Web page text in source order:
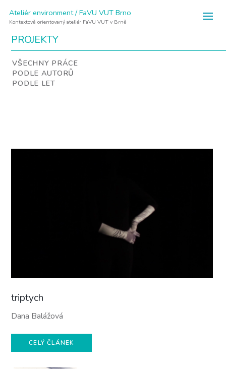
Ateliér environment / FaVU VUT Brno
Kontextově orientovaný ateliér FaVU VUT v Brně
PROJEKTY
VŠECHNY PRÁCE
PODLE AUTORŮ
PODLE LET
triptych
Dana Balážová
CELÝ ČLÁNEK